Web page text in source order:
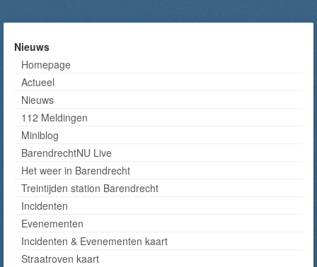
Nieuws
Homepage
Actueel
Nieuws
112 Meldingen
Miniblog
BarendrechtNU Live
Het weer in Barendrecht
Treintijden station Barendrecht
Incidenten
Evenementen
Incidenten & Evenementen kaart
Straatroven kaart